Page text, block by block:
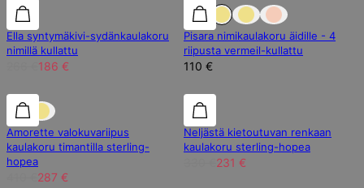
30% alennus 30% alennus
Ella syntymäkivi-sydänkaulakoru
nimillä kullattu
186 €
Pisara nimikaulakoru äidille - 4
riipusta vermeil-kullattu
110 €
30% alennus 30% alennus
Amorette valokuvariipus
kaulakoru timantilla sterling-
hopea
287 €
30% alennus
Neljästä kietoutuvan renkaan
kaulakoru sterling-hopea
231 €